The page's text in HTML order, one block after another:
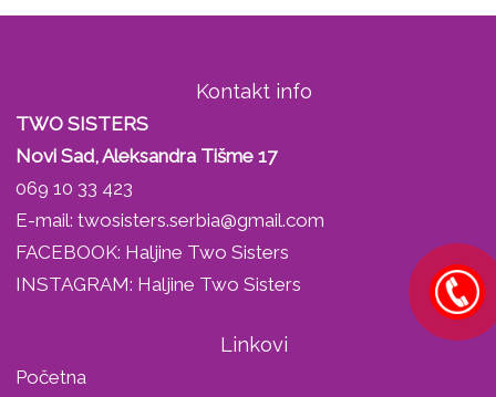
Kontakt info
TWO SISTERS
Novi Sad, Aleksandra Tišme 17
069 10 33 423
E-mail:twosisters.serbia@gmail.com
FACEBOOK: Haljine Two Sisters
INSTAGRAM: Haljine Two Sisters
Linkovi
Početna